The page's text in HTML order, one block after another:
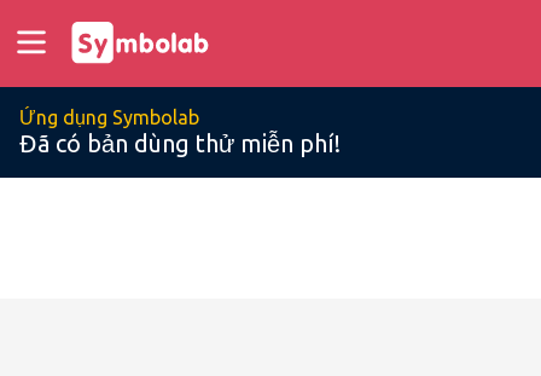
Ứng dụng Symbolab
Đã có bản dùng thử miễn phí!